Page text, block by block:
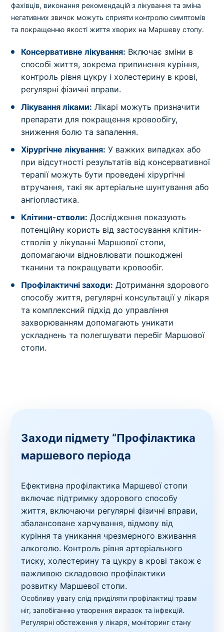
фахівців, виконання рекомендацій з лікування та зміна
негативних звичок можуть сприяти контролю симптомів
та покращенню якості життя хворих на Маршеву стопу.
Консервативне лікування: Включає зміни в
способі життя, зокрема припинення куріння,
контроль рівня цукру і холестерину в крові,
регулярні фізичні вправи.
Лікування ліками: Лікарі можуть призначити
препарати для покращення кровообігу,
зниження болю та запалення.
Хірургічне лікування: У важких випадках або
при відсутності результатів від консервативної
терапії можуть бути проведені хірургічні
втручання, такі як артеріальне шунтування або
ангіопластика.
Клітини-стволи: Дослідження показують
потенційну користь від застосування клітин-
стволів у лікуванні Маршової стопи,
допомагаючи відновлювати пошкоджені
тканини та покращувати кровообіг.
Профілактичні заходи: Дотримання здорового
способу життя, регулярні консультації у лікаря
та комплексний підхід до управління
захворюванням допомагають уникати
ускладнень та полегшувати перебіг Маршової
стопи.
Заходи підмету “Профілактика
маршевого періода
Ефективна профілактика Маршевої стопи
включає підтримку здорового способу
життя, включаючи регулярні фізичні вправи,
збалансоване харчування, відмову від
куріння та уникання чрезмерного вживання
алкоголю. Контроль рівня артеріального
тиску, холестерину та цукру в крові також є
важливою складовою профілактики
розвитку Маршевої стопи.
Особливу увагу слід приділяти профілактиці травм
ніг, запобіганню утворення виразок та інфекцій.
Регулярні обстеження у лікаря, моніторинг стану